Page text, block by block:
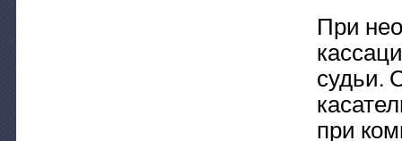
При
судьи.
при